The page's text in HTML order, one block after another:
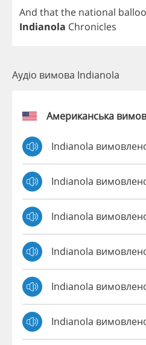
And thatthe national
Indianola Chronicles
Аудіо вимова Indianola
Американська
Indianola
Indianola
Indianola
Indianola
Indianola
Indianola